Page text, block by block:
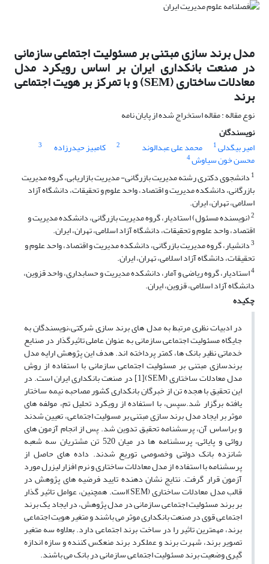
مدل برند سازی مبتنی بر مسئولیت اجتماعی سازمانی
در صنعت بانکداری ایران بر اساس رویکرد مدل
معادلات ساختاری (SEM) و با تمرکز بر هویت اجتماعی
برند
نوع مقاله : مقاله استخراج شده از پایان نامه
نویسندگان
امیر بیگدلی1 محمد علی عبدالوند 2 کامبیز حیدرزاده 3
محسن خون سیاوش4
1 دانشجوی دکتری رشته مدیریت بازرگانی- مدیریت بازاریابی، گروه مدیریت
بازرگانی، دانشکده مدیریت و اقتصاد، واحد علوم و تحقیقات، دانشگاه آزاد
اسلامی، تهران، ایران.
2(نویسنده مسئول) استادیار، گروه مدیریت بازرگانی، دانشکده مدیریت و
اقتصاد، واحد علوم و تحقیقات، دانشگاه آزاد اسلامی، تهران، ایران.
3دانشیار، گروه مدیریت بازرگانی، دانشکده مدیریت و اقتصاد، واحد علوم و
تحقیقات، دانشگاه آزاد اسلامی، تهران، ایران.
4استادیار، گروه ریاضی و آمار، دانشکده مدیریت و حسابداری، واحد قزوین،
دانشگاه آزاد اسلامی، قزوین، ایران.
چکیده
در ادبیات نظری مرتبط به مدل های برند سازی شرکتی،نویسندگان به
جایگاه مسئولیت اجتماعی سازمانی به عنوان عاملی تاثیرگذار در صنایع
خدماتی نظیر بانک ها، کمتر پرداخته اند. هدف این پژوهش ارایه مدل
برندسازی مبتنی بر مسئولیت اجتماعی سازمانی با استفاده از روش
مدل معادلات ساختاری (SEM)[1] در صنعت بانکداری ایران است. در
این تحقیق با هجده تن از خبرگان بانکداری کشور مصاحبه نیمه ساختار
یافته برگزار شد.سپس، با استفاده از رویکرد تحلیل تم، مولفه های
موثر بر ایجاد مدل برند سازی مبتنی بر مسولیت اجتماعی، تعیین شدند
و براساس آن، پرسشنامه تحقیق تدوین شد. پس از انجام آزمون های
روائی و پایائی، پرسشنامه ها در میان 520 تن مشتریان سه شعبه
شانزده بانک دولتی وخصوصی توریع شدند. داده های حاصل از
پرسشنامه با استفاده از مدل معادلات ساختاری و نرم افزار لیزرل مورد
آزمون قرار گرفت. نتایج نشان دهنده تایید فرضیه های پژوهش در
قالب مدل معادلات ساختاری (SEM)است. همچنین، عوامل تاثیر گذار
بر برند مسئولیت اجتماعی سازمانی در مدل پژوهش، در ایجاد یک برند
اجتماعی قوی در صنعت بانکداری موثر می باشند و متغیر هویت اجتماعی
برند، مهمترین تاثیر را در ساخت برند اجتماعی دارد. بعلاوه سه متغیر
تصویر برند، شهرت برند و عملکرد برند منعکس کننده و سازه اندازه
گیری وضعیت برند مسئولیت اجتماعی سازمانی در بانک می باشند.